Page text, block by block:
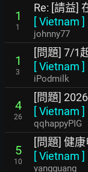
1
1
Re: [請益]
[Vietnam ]
johnny77
1
3
[問題] 7/1
[Vietnam ]
iPodmilk
4
26
[問題]
[Vietnam ]
qqhappyPIG
5
10
[問題] 健
[Vietnam ]
yangguang